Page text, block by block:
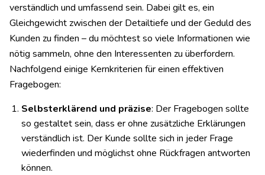
verständlich und umfassend sein. Dabei gilt es, ein
Gleichgewicht zwischen der Detailtiefe und der Geduld des
Kunden zu finden – du möchtest so viele Informationen wie
nötig sammeln, ohne den Interessenten zu überfordern.
Nachfolgend einige Kernkriterien für einen effektiven
Fragebogen:
Selbsterklärend und präzise: Der Fragebogen sollte
so gestaltet sein, dass er ohne zusätzliche Erklärungen
verständlich ist. Der Kunde sollte sich in jeder Frage
wiederfinden und möglichst ohne Rückfragen antworten
können.